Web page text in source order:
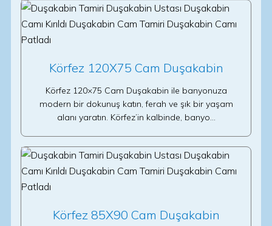
Körfez 120X75 Cam Duşakabin
Körfez 120×75 Cam Duşakabin ile banyonuza
modern bir dokunuş katın, ferah ve şık bir yaşam
alanı yaratın. Körfez’in kalbinde, banyo…
Körfez 85X90 Cam Duşakabin